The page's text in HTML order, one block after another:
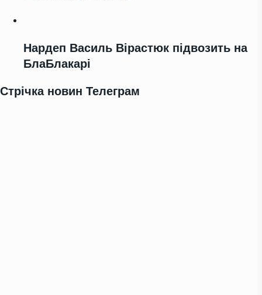
Нардеп Василь Вірастюк підвозить на
БлаБлакарі
Стрічка новин Телеграм